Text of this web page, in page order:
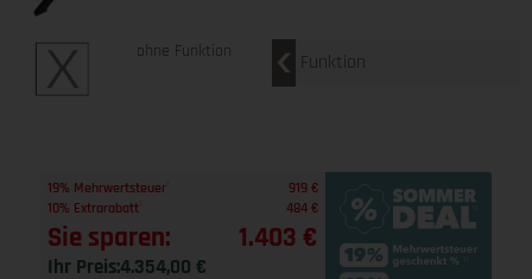
ohne Funktion Funktion
19% Mehrwertsteuer
919 €
10% Extrarabatt
484 €
Sie sparen: 1.403 €
Ihr Preis:4.354,00 €